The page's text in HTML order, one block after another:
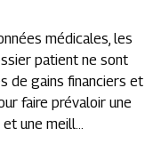
médicales, les
patient ne sont
de gains financiers et
faire prévaloir une
une meill...